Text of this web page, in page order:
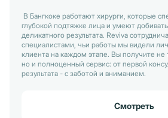
В Бангкоке работают хирурги, которые
глубокой подтяжке лица и умеют
деликатного результата. Reviva
специалистами, чьи работы мы видели
клиента на каждом этапе. Вы получите не
но и полноценный сервис: от первой
результата - с заботой и вниманием.
Смотреть